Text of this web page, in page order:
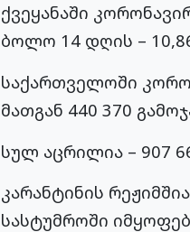
ქვეყანაში
ბოლო 14 დღის –
საქართველოში
მათგან 440 370
სულ აცრილია – 907
კარანტინის
სასტუმროში